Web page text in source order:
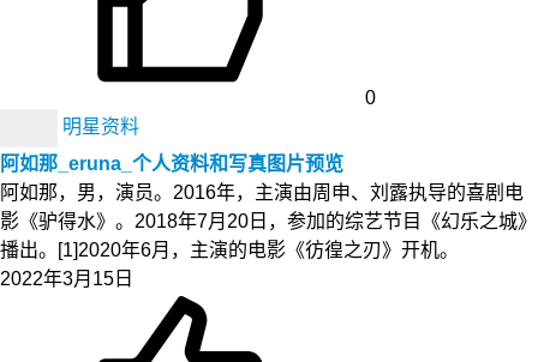
0
明星资料
阿如那_eruna_个人资料和写真图片预览
阿如那，男，演员。2016年，主演由周申、刘露执导的喜剧电
影《驴得水》。2018年7月20日，参加的综艺节目《幻乐之城》
播出。[1]2020年6月，主演的电影《彷徨之刃》开机。
2022年3月15日